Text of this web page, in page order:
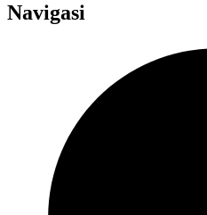
Navigasi